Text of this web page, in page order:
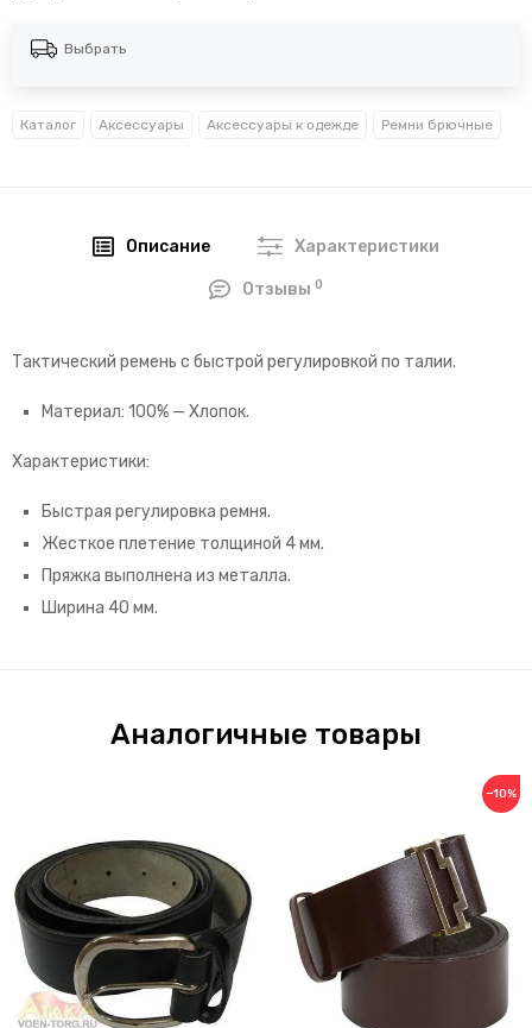
Выбрать
Каталог Аксессуары Аксессуары к одежде Ремни брючные
Описание Характеристики
Отзывы0
Тактический ремень с быстрой регулировкой по талии.
Материал: 100% — Хлопок.
Характеристики:
Быстрая регулировка ремня.
Жесткое плетение толщиной 4 мм.
Пряжка выполнена из металла.
Ширина 40 мм.
Аналогичные товары
−10%